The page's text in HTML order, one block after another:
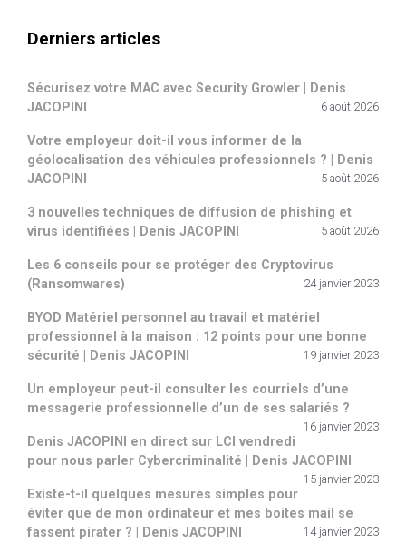
Derniers articles
Sécurisez votre MAC avec Security Growler | Denis
JACOPINI
6 août 2026
Votre employeur doit-il vous informer de la
géolocalisation des véhicules professionnels ? | Denis
JACOPINI
5 août 2026
3 nouvelles techniques de diffusion de phishing et
virus identifiées | Denis JACOPINI
5 août 2026
Les 6 conseils pour se protéger des Cryptovirus
(Ransomwares)
24 janvier 2023
BYOD Matériel personnel au travail et matériel
professionnel à la maison : 12 points pour une bonne
sécurité | Denis JACOPINI
19 janvier 2023
Un employeur peut-il consulter les courriels d’une
messagerie professionnelle d’un de ses salariés ?
16 janvier 2023
Denis JACOPINI en direct sur LCI vendredi
pour nous parler Cybercriminalité | Denis JACOPINI
15 janvier 2023
Existe-t-il quelques mesures simples pour
éviter que de mon ordinateur et mes boites mail se
fassent pirater ? | Denis JACOPINI
14 janvier 2023